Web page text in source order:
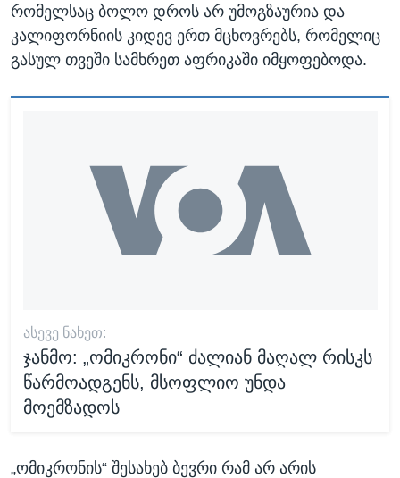
რომელსაც ბოლო დროს არ უმოგზაურია და
კალიფორნიის კიდევ ერთ მცხოვრებს, რომელიც
გასულ თვეში სამხრეთ აფრიკაში იმყოფებოდა.
ᲐᲡᲔᲕᲔ ᲜᲐᲮᲔᲗ:
ჯანმო: „ომიკრონი“ ძალიან მაღალ რისკს
წარმოადგენს, მსოფლიო უნდა
მოემზადოს
„ომიკრონის“ შესახებ ბევრი რამ არ არის